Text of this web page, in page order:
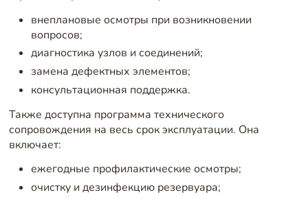
внеплановые осмотры при возникновении
вопросов;
диагностика узлов и соединений;
замена дефектных элементов;
консультационная поддержка.
Также доступна программа технического
сопровождения на весь срок эксплуатации. Она
включает:
ежегодные профилактические осмотры;
очистку и дезинфекцию резервуара;